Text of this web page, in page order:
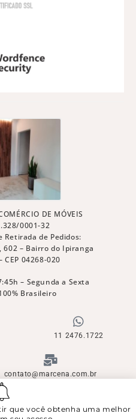
DE MÓVEIS
0001-32
Retirada de Pedidos:
– Bairro do Ipiranga
CEP 04268-020
– Segunda a Sexta
Brasileiro
11 2476.1722
contato@marcena.com.br
- Copyright ©
que você obtenha uma melhor